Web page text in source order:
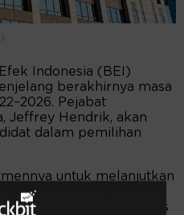
Indonesia (BEI)
berakhirnya masa
Pejabat
Jeffrey Hendrik, akan
dalam pemilihan
untuk melanjutkan
yang telah berjalan,
BEI menjadi bursa kelas